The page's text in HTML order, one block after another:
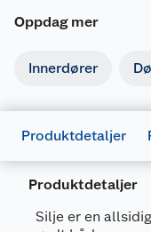
Oppdag mer
Innerdører
Produktdetaljer
Produktdetaljer
Silje er en